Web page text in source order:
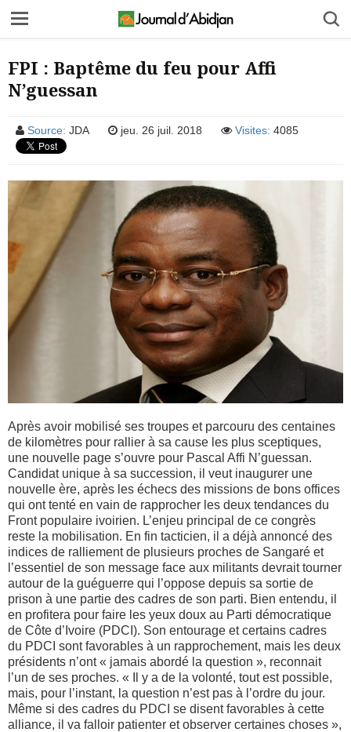
FPI : Baptême du feu pour Affi
N’guessan
Source: JDA jeu. 26 juil. 2018 Visites: 4085
Après avoir mobilisé ses troupes et parcouru des centaines
de kilomètres pour rallier à sa cause les plus sceptiques,
une nouvelle page s’ouvre pour Pascal Affi N’guessan.
Candidat unique à sa succession, il veut inaugurer une
nouvelle ère, après les échecs des missions de bons offices
qui ont tenté en vain de rapprocher les deux tendances du
Front populaire ivoirien. L’enjeu principal de ce congrès
reste la mobilisation. En fin tacticien, il a déjà annoncé des
indices de ralliement de plusieurs proches de Sangaré et
l’essentiel de son message face aux militants devrait tourner
autour de la guéguerre qui l’oppose depuis sa sortie de
prison à une partie des cadres de son parti. Bien entendu, il
en profitera pour faire les yeux doux au Parti démocratique
de Côte d’Ivoire (PDCI). Son entourage et certains cadres
du PDCI sont favorables à un rapprochement, mais les deux
présidents n’ont « jamais abordé la question », reconnait
l’un de ses proches. « Il y a de la volonté, tout est possible,
mais, pour l’instant, la question n’est pas à l’ordre du jour.
Même si des cadres du PDCI se disent favorables à cette
alliance, il va falloir patienter et observer certaines choses »,